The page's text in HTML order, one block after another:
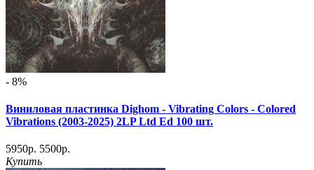
- 8%
Виниловая пластинка Dighom - Vibrating Colors - Colored
Vibrations (2003-2025) 2LP Ltd Ed 100 шт.
5950р. 5500р.
Купить